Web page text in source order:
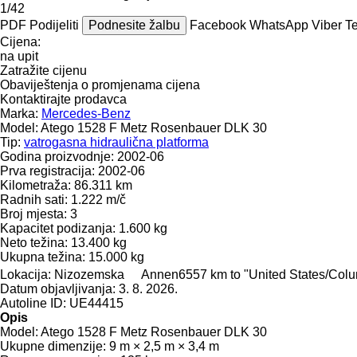
1/42
PDF Podijeliti Podnesite žalbu Facebook WhatsApp Viber
Cijena:
na upit
Zatražite cijenu
Obaviještenja o promjenama cijena
Kontaktirajte prodavca
Marka: Mercedes-Benz
Model: Atego 1528 F Metz Rosenbauer DLK 30
Tip: vatrogasna hidraulična platforma
Godina proizvodnje: 2002-06
Prva registracija: 2002-06
Kilometraža: 86.311 km
Radnih sati: 1.222 m/č
Broj mjesta: 3
Kapacitet podizanja: 1.600 kg
Neto težina: 13.400 kg
Ukupna težina: 15.000 kg
Lokacija: Nizozemska Annen6557 km to "United States/
Datum objavljivanja: 3. 8. 2026.
Autoline ID: UE44415
Opis
Model: Atego 1528 F Metz Rosenbauer DLK 30
Ukupne dimenzije: 9 m × 2,5 m × 3,4 m